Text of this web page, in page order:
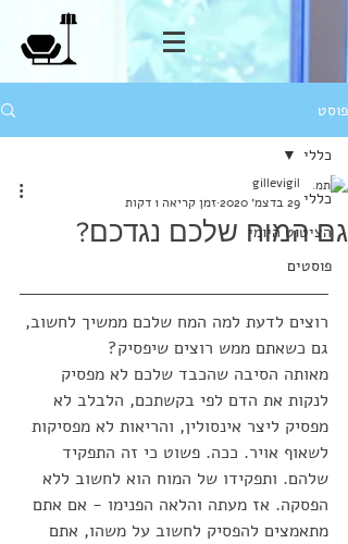
פוסט
כללי
הציטוט היומי
פוסטים
כללי
גם המוח שלכם נגדכם?
gillevigil
29 בדצמ׳ 2020
זמן קריאה 1 דקות
רוצים לדעת למה המח שלכם ממשיך לחשוב,
גם כשאתם ממש רוצים שיפסיק?
מאותה הסיבה שהכבד שלכם לא מפסיק
לנקות את הדם לפי בקשתכם, הלבלב לא
מפסיק ליצר אינסולין, והריאות לא מפסיקות
לשאוף אויר. ככה. פשוט כי זה התפקיד
שלהם. ותפקידו של המוח הוא לחשוב ללא
הפסקה. אז מעתה והלאה הפנימו - אם אתם
מתאמצים להפסיק לחשוב על משהו, אתם